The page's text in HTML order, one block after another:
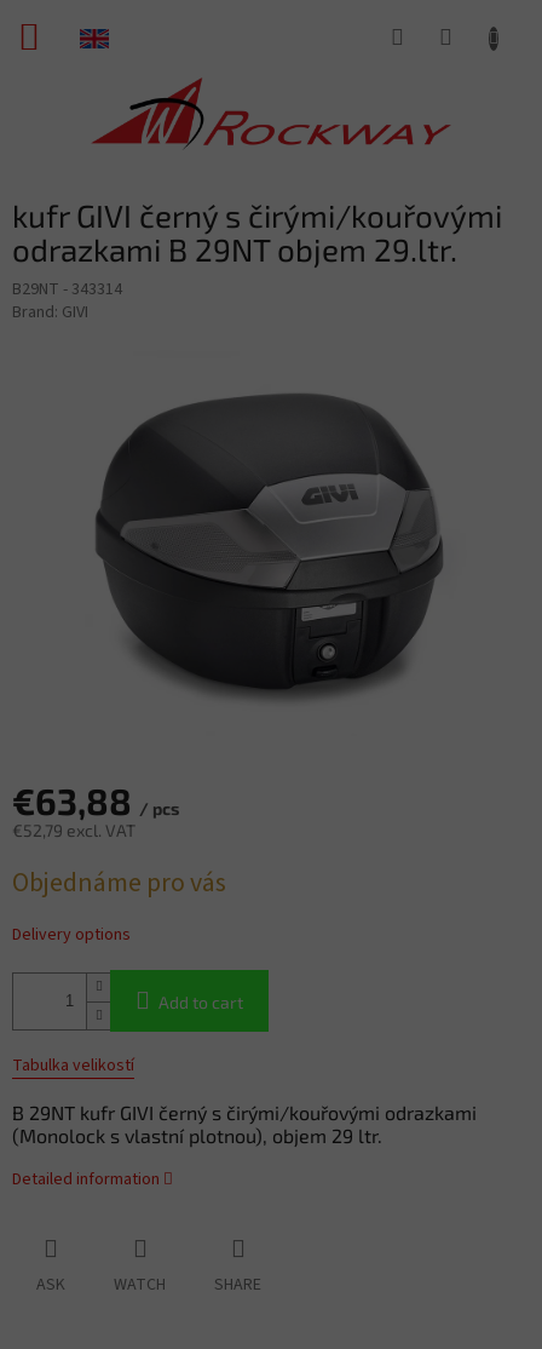
content
SHOPPING
kufr GIVI černý s čirými/kouřovými
odrazkami B 29NT objem 29.ltr.
B29NT - 343314
Brand: GIVI
€63,88 / pcs
€52,79 excl. VAT
price:
Objednáme pro vás
Delivery options
Add to cart
Tabulka velikostí
B 29NT kufr GIVI černý s čirými/kouřovými odrazkami
(Monolock s vlastní plotnou), objem 29 ltr.
Detailed information
ASK WATCH SHARE